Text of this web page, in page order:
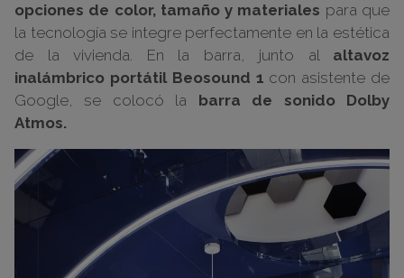
opciones de color, tamaño y materiales para que
la tecnología se integre perfectamente en la estética
de la vivienda. En la barra, junto al altavoz
inalámbrico portátil Beosound 1 con asistente de
Google, se colocó la barra de sonido Dolby
Atmos.